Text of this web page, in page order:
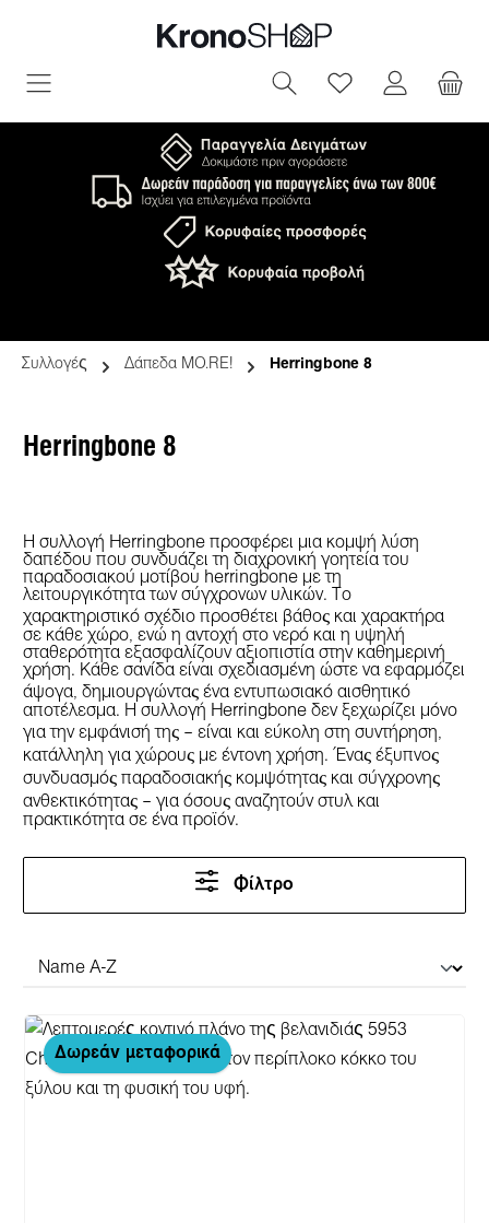
Έχετε 0
Συλλογές Δάπεδα MO.RE! Herringbone 8
Herringbone 8
Η συλλογή Herringbone προσφέρει μια κομψή λύση
δαπέδου που συνδυάζει τη διαχρονική γοητεία του
παραδοσιακού μοτίβου herringbone με τη
λειτουργικότητα των σύγχρονων υλικών. Το
χαρακτηριστικό σχέδιο προσθέτει βάθος και χαρακτήρα
σε κάθε χώρο, ενώ η αντοχή στο νερό και η υψηλή
σταθερότητα εξασφαλίζουν αξιοπιστία στην καθημερινή
χρήση. Κάθε σανίδα είναι σχεδιασμένη ώστε να εφαρμόζει
άψογα, δημιουργώντας ένα εντυπωσιακό αισθητικό
αποτέλεσμα. Η συλλογή Herringbone δεν ξεχωρίζει μόνο
για την εμφάνισή της – είναι και εύκολη στη συντήρηση,
κατάλληλη για χώρους με έντονη χρήση. Ένας έξυπνος
συνδυασμός παραδοσιακής κομψότητας και σύγχρονης
ανθεκτικότητας – για όσους αναζητούν στυλ και
πρακτικότητα σε ένα προϊόν.
Φίλτρο
Δωρεάν μεταφορικά